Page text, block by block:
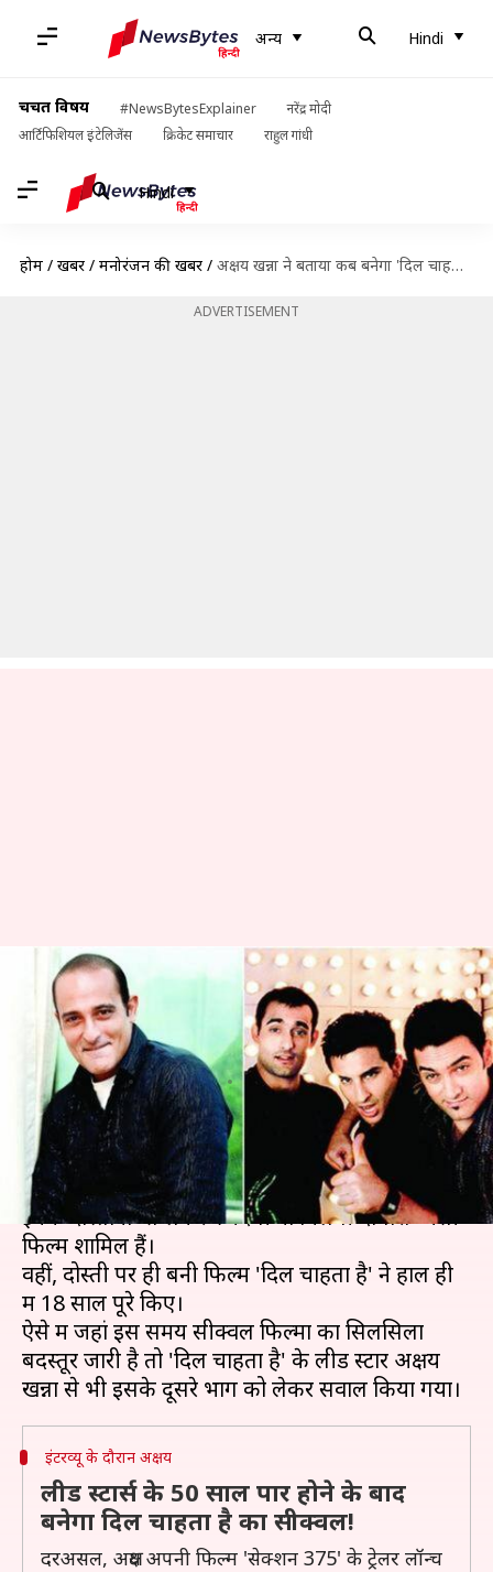
अन्य Hindi
चर्चित विषय #NewsBytesExplainer
नरेंद्र मोदी
आर्टिफिशियल इंटेलिजेंस
क्रिकेट समाचार राहुल गांधी
Hindi
होम / खबरें / मनोरंजन की खबरें / अक्षय खन्ना ने बताया कब बनेगा 'दिल चाहता है' का सीक्वल, कैसी होगी कहानी
ADVERTISEMENT
अक्षय खन्ना ने बताया कब बनेगा 'दिल
चाहता है' का सीक्वल, कैसी होगी
कहानी
लेखन स्वाति पाण्डेय Aug 15, 2019 02:14 pm
क्या है खबर?
बॉलीवुड में अब तक दोस्ती पर कई फिल्में बन चुकी हैं।
इनमें 'दोस्ताना' से लेकर 'जिंदगी ना मिलेगी दोबारा' जैसी
फिल्में शामिल हैं।
वहीं, दोस्ती पर ही बनी फिल्म 'दिल चाहता है' ने हाल ही
में 18 साल पूरे किए।
ऐसे में जहां इस समय सीक्वल फिल्मों का सिलसिला
बदस्तूर जारी है तो 'दिल चाहता है' के लीड स्टार अक्षय
इंटरव्यू के दौरान अक्षय
लीड स्टार्स के 50 साल पार होने के बाद
बनेगा दिल चाहता है का सीक्वल!
दरअसल, अक्षय अपनी फिल्म 'सेक्शन 375' के ट्रेलर लॉन्च